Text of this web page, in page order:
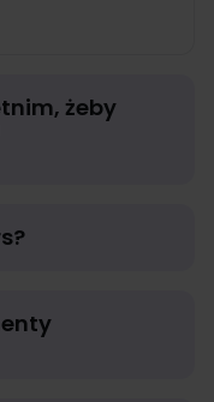
żeby